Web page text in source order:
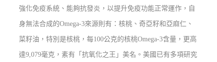
強化免疫系統、能夠抗發炎，以提升免疫功能正常運作，自
身無法合成的Omega-3來源則有：核桃、奇亞籽和亞麻仁、
菜籽油，特別是核桃，每100公克的核桃Omega-3含量，更高
達9,079毫克，素有「抗氧化之王」美名。美國已有多項研究